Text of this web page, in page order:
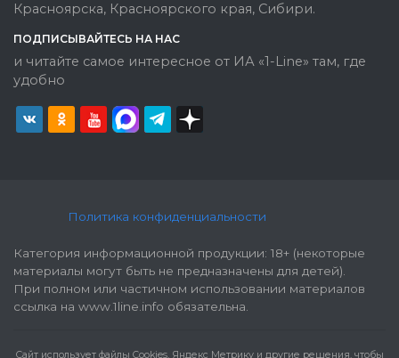
Красноярска, Красноярского края, Сибири.
ПОДПИСЫВАЙТЕСЬ НА НАС
и читайте самое интересное от ИА «1-Line» там, где
удобно
Политика конфиденциальности
Категория информационной продукции: 18+ (некоторые
материалы могут быть не предназначены для детей).
При полном или частичном использовании материалов
ссылка на www.1line.info обязательна.
Cайт использует файлы Cookies, Яндекс Метрику и другие решения, чтобы